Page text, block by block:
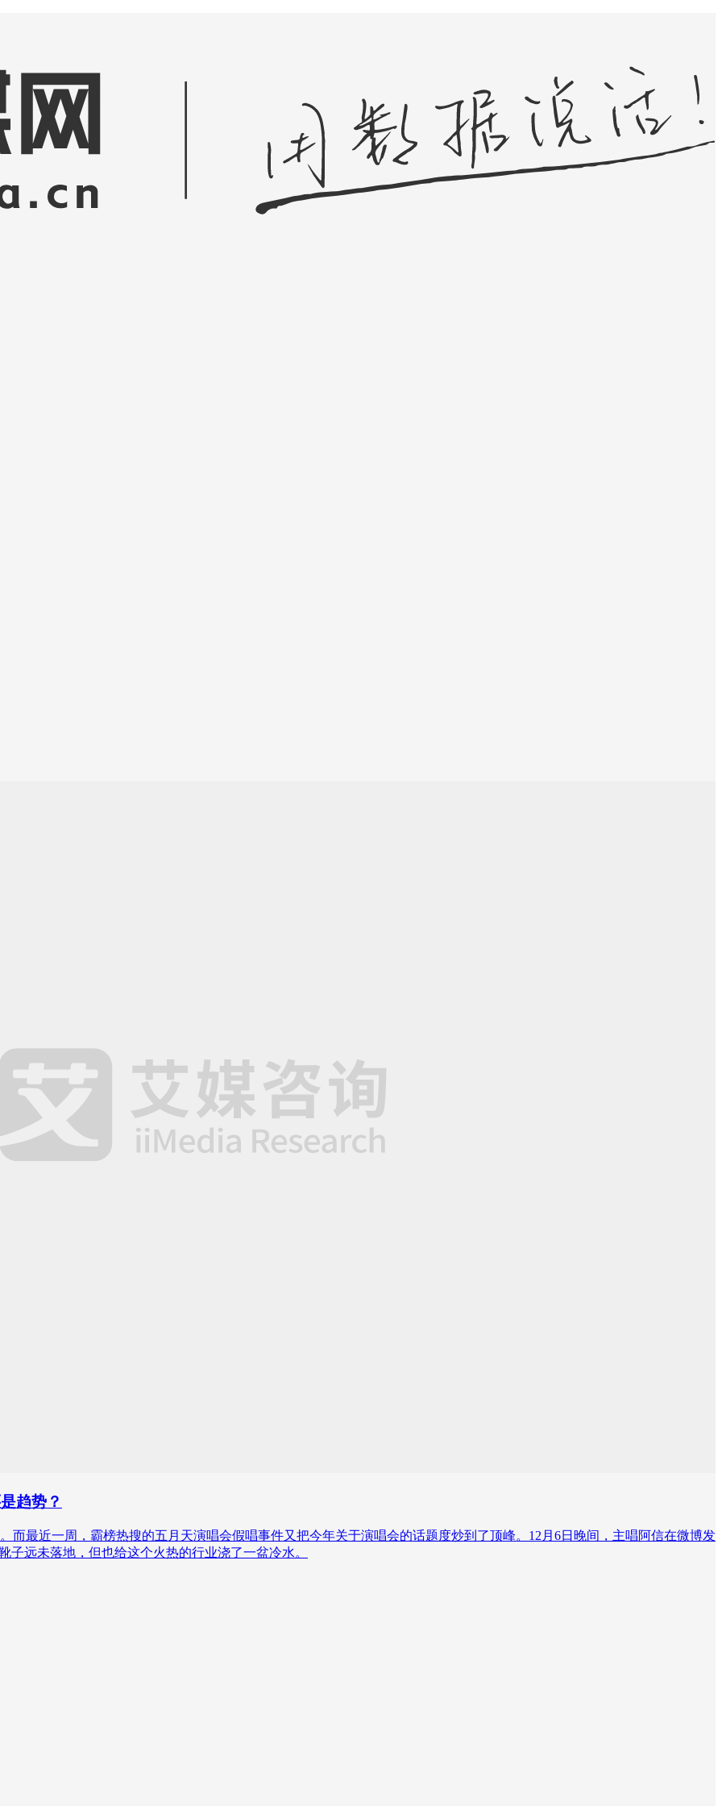
趋势？
而最近一周，霸榜热搜的五月天演唱会假唱事件又把今年关于演唱会的话题度炒到了顶峰。12月6日晚间，主唱阿信在微博发
远未落地，但也给这个火热的行业浇了一盆冷水。